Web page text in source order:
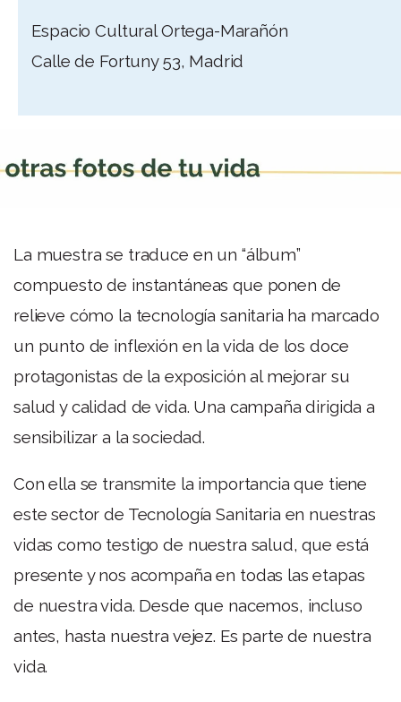
Espacio Cultural Ortega-Marañón
Calle de Fortuny 53, Madrid
La muestra se traduce en un “álbum”
compuesto de instantáneas que ponen de
relieve cómo la tecnología sanitaria ha marcado
un punto de inflexión en la vida de los doce
protagonistas de la exposición al mejorar su
salud y calidad de vida. Una campaña dirigida a
sensibilizar a la sociedad.
Con ella se transmite la importancia que tiene
este sector de Tecnología Sanitaria en nuestras
vidas como testigo de nuestra salud, que está
presente y nos acompaña en todas las etapas
de nuestra vida. Desde que nacemos, incluso
antes, hasta nuestra vejez. Es parte de nuestra
vida.